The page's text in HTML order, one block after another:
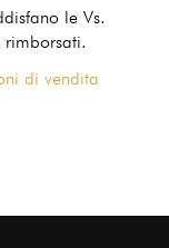
le Vs.
rimborsati.
di vendita